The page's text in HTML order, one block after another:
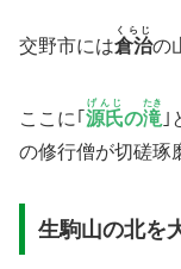
交野市には倉治
くらじ
の
ここに｢ 源氏
げんじ
の滝
たき
｣
の修行僧が切磋琢
生駒山の北を